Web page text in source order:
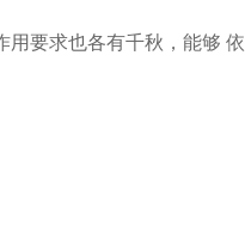
用要求也各有千秋，能够 依